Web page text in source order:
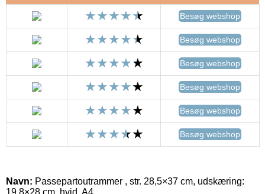
Besøg webshop
Besøg webshop
Besøg webshop
Besøg webshop
Besøg webshop
Besøg webshop
Navn: Passepartoutrammer , str. 28,5×37 cm, udskæring:
19,8×28 cm, hvid, A4,